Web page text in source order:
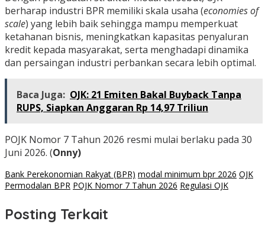
berharap industri BPR memiliki skala usaha (economies of
scale) yang lebih baik sehingga mampu memperkuat
ketahanan bisnis, meningkatkan kapasitas penyaluran
kredit kepada masyarakat, serta menghadapi dinamika
dan persaingan industri perbankan secara lebih optimal.
Baca Juga: OJK: 21 Emiten Bakal Buyback Tanpa
RUPS, Siapkan Anggaran Rp 14,97 Triliun
POJK Nomor 7 Tahun 2026 resmi mulai berlaku pada 30
Juni 2026. (Onny)
Bank Perekonomian Rakyat (BPR) modal minimum bpr 2026 OJK
Permodalan BPR POJK Nomor 7 Tahun 2026 Regulasi OJK
Posting Terkait